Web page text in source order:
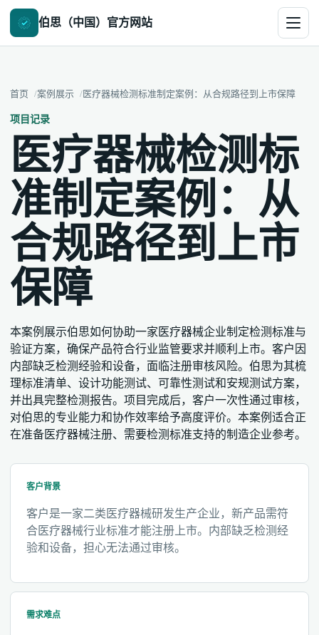
伯思（中国）官方网站
首页 案例展示 医疗器械检测标准制定案例：从合规路径到上市保障
项目记录
医疗器械检测标
准制定案例：从
合规路径到上市
保障
本案例展示伯思如何协助一家医疗器械企业制定检测标准与
验证方案，确保产品符合行业监管要求并顺利上市。客户因
内部缺乏检测经验和设备，面临注册审核风险。伯思为其梳
理标准清单、设计功能测试、可靠性测试和安规测试方案，
并出具完整检测报告。项目完成后，客户一次性通过审核，
对伯思的专业能力和协作效率给予高度评价。本案例适合正
在准备医疗器械注册、需要检测标准支持的制造企业参考。
客户背景
客户是一家二类医疗器械研发生产企业，新产品需符
合医疗器械行业标准才能注册上市。内部缺乏检测经
验和设备，担心无法通过审核。
需求难点